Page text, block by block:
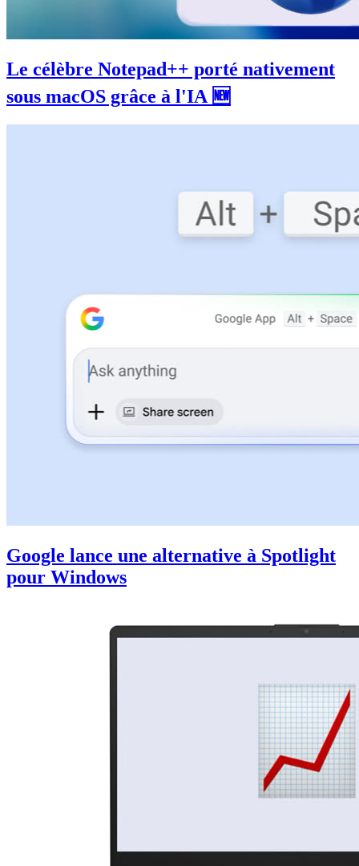
Le célèbre Notepad++ porté nativement
sous macOS grâce à l'IA 🆕
Google lance une alternative à Spotlight
pour Windows